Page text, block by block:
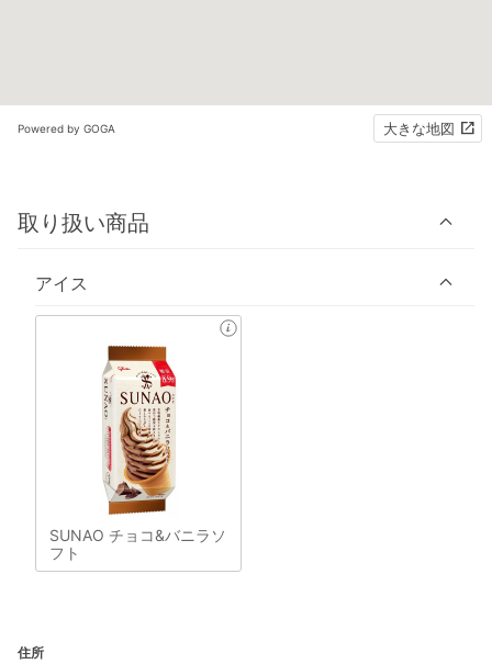
Powered by GOGA 大きな地図
取り扱い商品
アイス
SUNAO チョコ&バニラソ
フト
住所